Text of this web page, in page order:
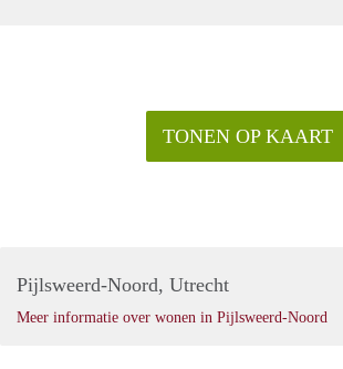
TONEN OP KAART
Pijlsweerd-Noord, Utrecht
Meer informatie over wonen in Pijlsweerd-Noord